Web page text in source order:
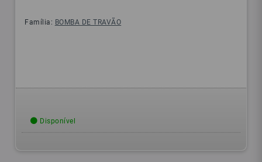
Família: BOMBA DE TRAVÃO
Disponível